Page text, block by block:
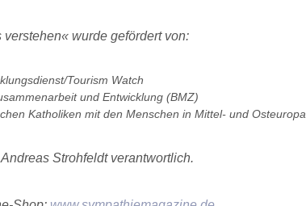
wurde gefördert von:
Tourism Watch
und Entwicklung (BMZ)
Katholiken mit den Menschen in Mittel- und Osteuropa
Strohfeldt verantwortlich.